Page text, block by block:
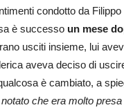
condotto da Filippo
è successo un mese
usciti insieme, lui
aveva deciso di
è cambiato, a
che era molto